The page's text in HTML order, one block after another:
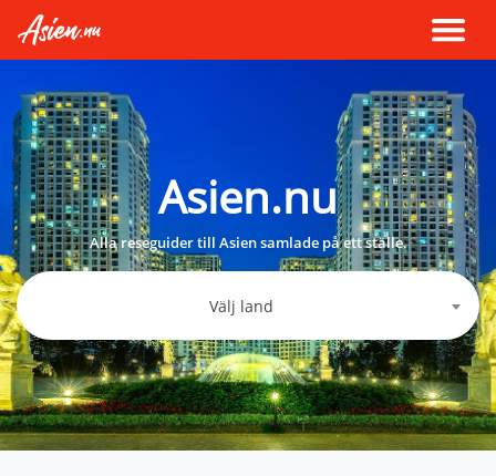
Asien.nu
Alla reseguider till Asien samlade på ett ställe.
Välj land